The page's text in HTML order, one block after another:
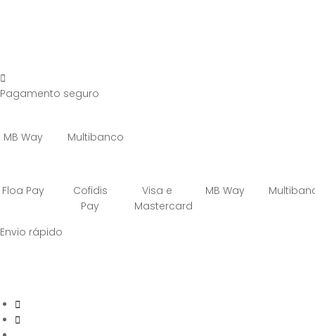
Pagamento seguro
MB Way Multibanco
Floa Pay
Cofidis
Pay
Visa e
Mastercard
MB Way
Envio rápido